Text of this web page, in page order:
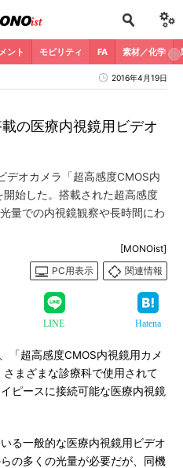
ント モビリティ FA 素材／化学
2016年4月19日
の医療内視鏡用ビデオ
デオカメラ「超高感度CMOS内
始した。搭載された超高感度
量での内視鏡観察や長時間にわ
[MONOist]
PC用表示
関連情報
LINE Hatena
「超高感度CMOS内視鏡用カメ
まざまな診療科で使用されて
ピースに接続可能な医療内視鏡
る一般的な医療内視鏡用ビデオ
の多くの光量が必要だが、同機